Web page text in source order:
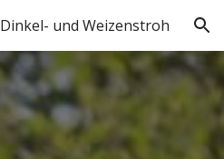
Dinkel- und Weizenstroh